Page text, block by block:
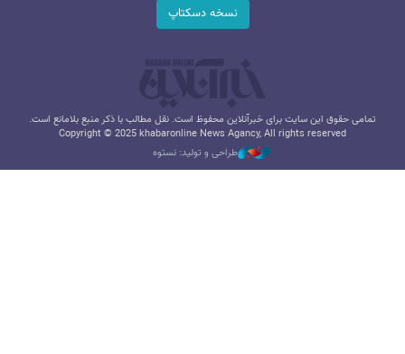
نسخه دسکتاپ
تمامی حقوق این سایت برای خبرآنلاین محفوظ است. نقل مطالب با ذکر منبع بلامانع است.
Copyright © 2025 khabaronline News Agancy, All rights reserved
طراحی و تولید: نستوه